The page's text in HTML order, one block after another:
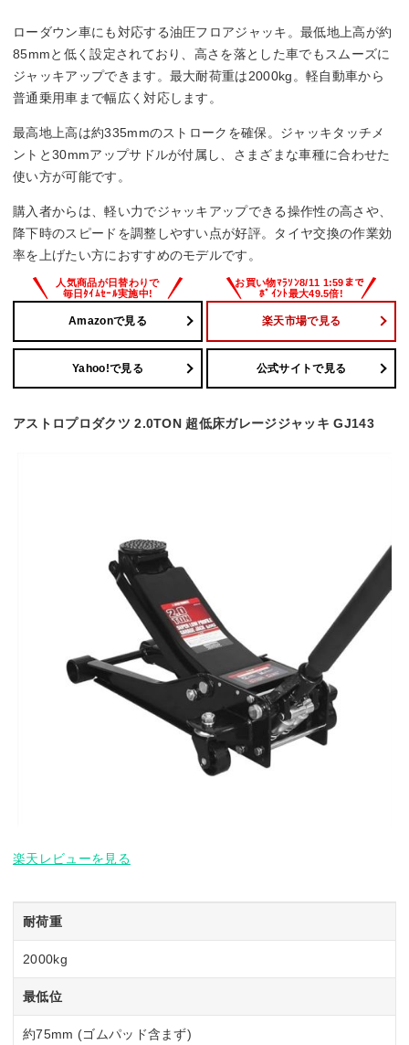
・降下時に急に下がることがあり、操作にコツが必要。
ローダウン車にも対応する油圧フロアジャッキ。最低地上高が約
85mmと低く設定されており、高さを落とした車でもスムーズに
ジャッキアップできます。最大耐荷重は2000kg。軽自動車から
普通乗用車まで幅広く対応します。
最高地上高は約335mmのストロークを確保。ジャッキタッチメ
ントと30mmアップサドルが付属し、さまざまな車種に合わせた
使い方が可能です。
購入者からは、軽い力でジャッキアップできる操作性の高さや、
降下時のスピードを調整しやすい点が好評。タイヤ交換の作業効
率を上げたい方におすすめのモデルです。
Amazonで見る 楽天市場で見る
Yahoo!で見る 公式サイトで見る
アストロプロダクツ 2.0TON 超低床ガレージジャッキ GJ143
楽天レビューを見る
耐荷重
2000kg
最低位
約75mm (ゴムパッド含まず)